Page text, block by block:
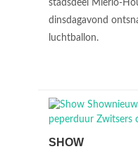
stadsdeel Mierlo-
dinsdagavond
luchtballon.
SHOW